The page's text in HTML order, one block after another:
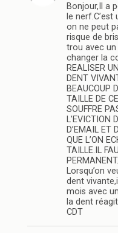
Bonjour,Il a
le
on ne peut
risque de
trou avec
changer la
REALISER
DENT
BEAUCOUP
TAILLE DE
SOUFFRE
L’EVICTION
D’EMAIL ET
QUE L’ON
TAILLE.IL
PERMANENT.
Lorsqu’on
dent
mois avec
la dent
CDT